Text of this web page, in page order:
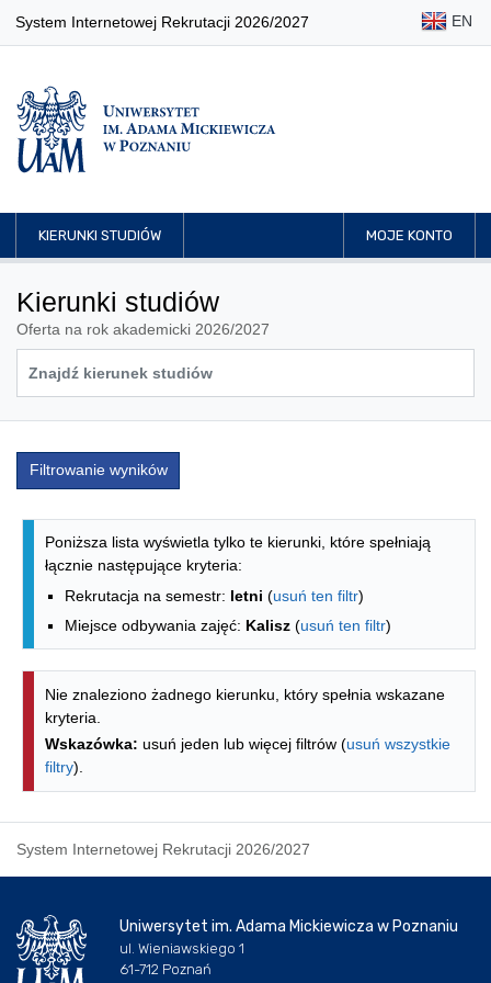
System Internetowej Rekrutacji 2026/2027 EN
KIERUNKI STUDIÓW MOJE KONTO
Kierunki studiów
Oferta na rok akademicki 2026/2027
Filtrowanie wyników
Lista kierunków - indeks alfabetyczny
Poniższa lista wyświetla tylko te kierunki, które spełniają
łącznie następujące kryteria:
Rekrutacja na semestr: letni (usuń ten filtr)
Miejsce odbywania zajęć: Kalisz (usuń ten filtr)
Nie znaleziono żadnego kierunku, który spełnia wskazane
kryteria.
Wskazówka: usuń jeden lub więcej filtrów (usuń wszystkie
filtry).
System Internetowej Rekrutacji 2026/2027
Uniwersytet im. Adama Mickiewicza w Poznaniu
ul. Wieniawskiego 1
61-712 Poznań